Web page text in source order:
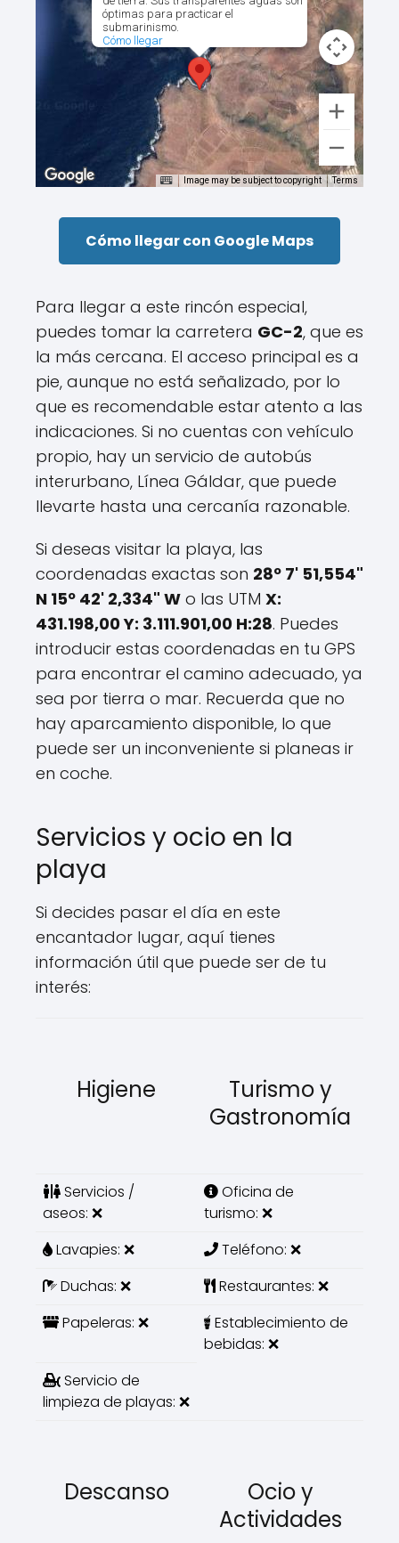
óptimas para practicar el
submarinismo.
Cómo llegar
Image may be subject to copyright Terms
Cómo llegar con Google Maps
Para llegar a este rincón especial,
puedes tomar la carretera GC-2, que es
la más cercana. El acceso principal es a
pie, aunque no está señalizado, por lo
que es recomendable estar atento a las
indicaciones. Si no cuentas con vehículo
propio, hay un servicio de autobús
interurbano, Línea Gáldar, que puede
llevarte hasta una cercanía razonable.
Si deseas visitar la playa, las
coordenadas exactas son 28º 7' 51,554"
N 15º 42' 2,334" W o las UTM X:
431.198,00 Y: 3.111.901,00 H:28. Puedes
introducir estas coordenadas en tu GPS
para encontrar el camino adecuado, ya
sea por tierra o mar. Recuerda que no
hay aparcamiento disponible, lo que
puede ser un inconveniente si planeas ir
en coche.
Servicios y ocio en la
playa
Si decides pasar el día en este
encantador lugar, aquí tienes
información útil que puede ser de tu
interés:
Higiene
Turismo y
Gastronomía
Servicios /
aseos: ❌
Oficina de
turismo: ❌
Lavapies: ❌
Teléfono: ❌
Duchas: ❌
Restaurantes: ❌
Papeleras: ❌
Establecimiento de
bebidas: ❌
Servicio de
limpieza de playas: ❌
Descanso
Ocio y
Actividades